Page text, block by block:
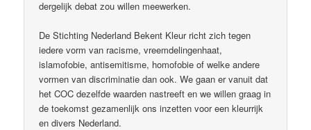
dergelijk debat zou willen meewerken.
De Stichting Nederland Bekent Kleur richt zich tegen
iedere vorm van racisme, vreemdelingenhaat,
islamofobie, antisemitisme, homofobie of welke andere
vormen van discriminatie dan ook. We gaan er vanuit dat
het COC dezelfde waarden nastreeft en we willen graag in
de toekomst gezamenlijk ons inzetten voor een kleurrijk
en divers Nederland.